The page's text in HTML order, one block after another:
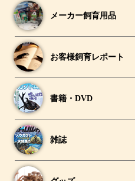
メーカー飼育用品
お客様飼育レポート
書籍・DVD
雑誌